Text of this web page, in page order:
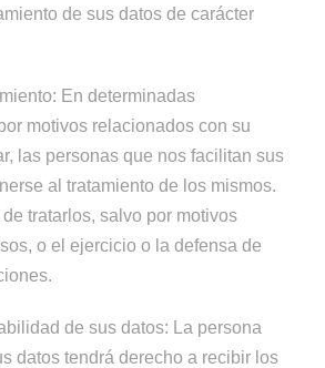
de sus datos de carácter
En determinadas
motivos relacionados con su
las personas que nos facilitan sus
al tratamiento de los mismos.
de tratarlos, salvo por motivos
o el ejercicio o la defensa de
de sus datos: La persona
datos tendrá derecho a recibir los